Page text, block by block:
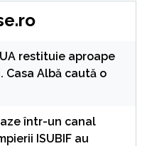
restituie aproape
Casa Albă caută o
într-un canal
ISUBIF au